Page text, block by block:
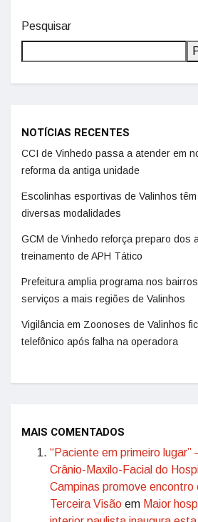
Pesquisar
NOTÍCIAS RECENTES
CCI de Vinhedo passa a atender em
reforma da antiga unidade
Escolinhas esportivas de Valinhos
diversas modalidades
GCM de Vinhedo reforça preparo dos
treinamento de APH Tático
Prefeitura amplia programa nos
serviços a mais regiões de Valinhos
Vigilância em Zoonoses de Valinhos
telefônico após falha na operadora
MAIS COMENTADOS
“Paciente em primeiro lugar”
Crânio-Maxilo-Facial do
Campinas promove encontro
Terceira Visão em Maior